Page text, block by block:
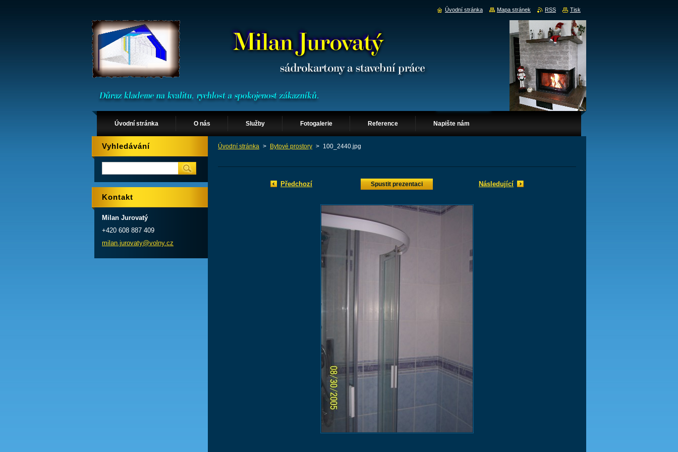
Úvodní stránka O nás Služby Fotogalerie Reference Napište nám
Úvodní stránka > Bytové prostory > 100_2440.jpg
Předchozí Spustit prezentaci Následující
Vyhledávání
Kontakt
Milan Jurovatý
+420 608 887 409
milan.jurovaty@volny.cz
Úvodní stránka Mapa stránek RSS Tisk